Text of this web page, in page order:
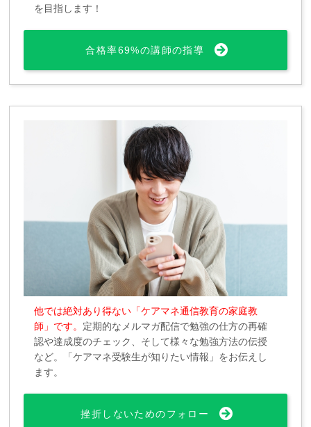
を目指します！
合格率69%の講師の指導
他では絶対あり得ない「ケアマネ通信教育の家庭教
師」です。 定期的なメルマガ配信で勉強の仕方の再確
認や達成度のチェック、そして様々な勉強方法の伝授
など。「ケアマネ受験生が知りたい情報」をお伝えし
ます。
挫折しないためのフォロー